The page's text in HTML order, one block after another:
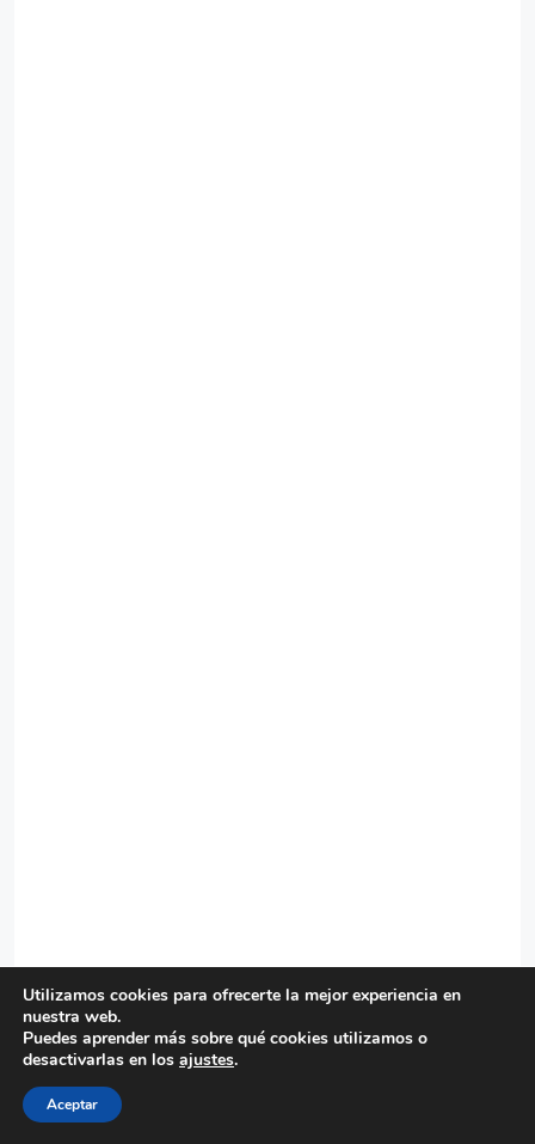
Utilizamos cookies para ofrecerte la mejor experiencia en
nuestra web.
Puedes aprender más sobre qué cookies utilizamos o
desactivarlas en los ajustes.
Aceptar